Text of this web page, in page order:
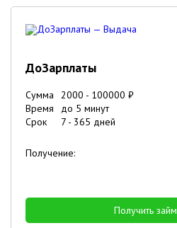
ДоЗарплаты
Сумма 2000 - 100000 ₽
Время
до 5 минут
Срок
7 - 365 дней
Получение:
Получить займ